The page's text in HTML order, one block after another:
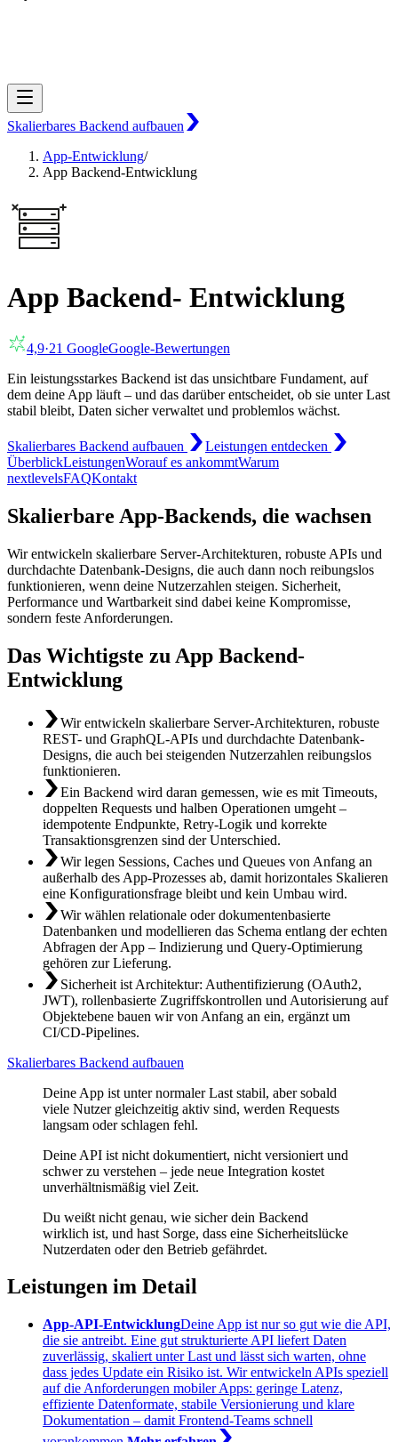
Skalierbares Backend aufbauen
App-Entwicklung/
App Backend-Entwicklung
App Backend- Entwicklung
4,9·21 GoogleGoogle-Bewertungen
Ein leistungsstarkes Backend ist das unsichtbare Fundament, auf
dem deine App läuft – und das darüber entscheidet, ob sie unter Last
stabil bleibt, Daten sicher verwaltet und problemlos wächst.
Skalierbares Backend aufbauen
Leistungen entdecken
ÜberblickLeistungenWorauf es ankommtWarum
nextlevelsFAQKontakt
Skalierbare App-Backends, die wachsen
Wir entwickeln skalierbare Server-Architekturen, robuste APIs und
durchdachte Datenbank-Designs, die auch dann noch reibungslos
funktionieren, wenn deine Nutzerzahlen steigen. Sicherheit,
Performance und Wartbarkeit sind dabei keine Kompromisse,
sondern feste Anforderungen.
Das Wichtigste zu App Backend-
Entwicklung
Wir entwickeln skalierbare Server-Architekturen, robuste
REST- und GraphQL-APIs und durchdachte Datenbank-
Designs, die auch bei steigenden Nutzerzahlen reibungslos
funktionieren.
Ein Backend wird daran gemessen, wie es mit Timeouts,
doppelten Requests und halben Operationen umgeht –
idempotente Endpunkte, Retry-Logik und korrekte
Transaktionsgrenzen sind der Unterschied.
Wir legen Sessions, Caches und Queues von Anfang an
außerhalb des App-Prozesses ab, damit horizontales Skalieren
eine Konfigurationsfrage bleibt und kein Umbau wird.
Wir wählen relationale oder dokumentenbasierte
Datenbanken und modellieren das Schema entlang der echten
Abfragen der App – Indizierung und Query-Optimierung
gehören zur Lieferung.
Sicherheit ist Architektur: Authentifizierung (OAuth2,
JWT), rollenbasierte Zugriffskontrollen und Autorisierung auf
Objektebene bauen wir von Anfang an ein, ergänzt um
CI/CD-Pipelines.
Skalierbares Backend aufbauen
Deine App ist unter normaler Last stabil, aber sobald
viele Nutzer gleichzeitig aktiv sind, werden Requests
langsam oder schlagen fehl.
Deine API ist nicht dokumentiert, nicht versioniert und
schwer zu verstehen – jede neue Integration kostet
unverhältnismäßig viel Zeit.
Du weißt nicht genau, wie sicher dein Backend
wirklich ist, und hast Sorge, dass eine Sicherheitslücke
Nutzerdaten oder den Betrieb gefährdet.
Leistungen im Detail
App-API-EntwicklungDeine App ist nur so gut wie die API,
die sie antreibt. Eine gut strukturierte API liefert Daten
zuverlässig, skaliert unter Last und lässt sich warten, ohne
dass jedes Update ein Risiko ist. Wir entwickeln APIs speziell
auf die Anforderungen mobiler Apps: geringe Latenz,
effiziente Datenformate, stabile Versionierung und klare
Dokumentation – damit Frontend-Teams schnell